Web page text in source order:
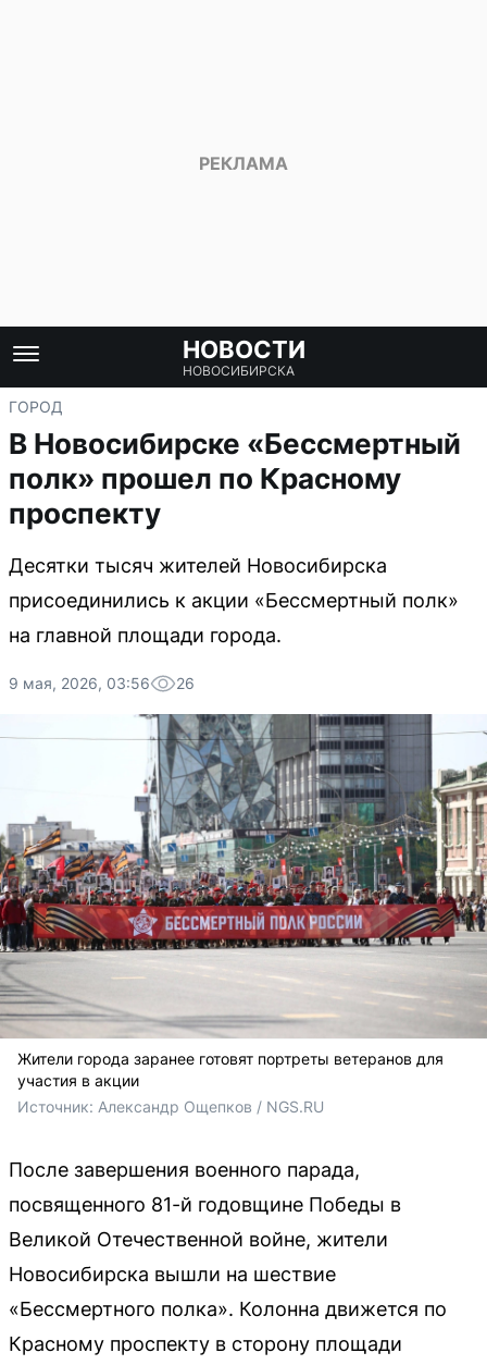
НОВОСТИ
НОВОСИБИРСКА
ГОРОД
В Новосибирске «Бессмертный
полк» прошел по Красному
проспекту
Десятки тысяч жителей Новосибирска
присоединились к акции «Бессмертный полк»
на главной площади города.
9 мая, 2026, 03:56 26
Жители города заранее готовят портреты ветеранов для
участия в акции
Источник: Александр Ощепков / NGS.RU
После завершения военного парада,
посвященного 81-й годовщине Победы в
Великой Отечественной войне, жители
Новосибирска вышли на шествие
«Бессмертного полка». Колонна движется по
Красному проспекту в сторону площади